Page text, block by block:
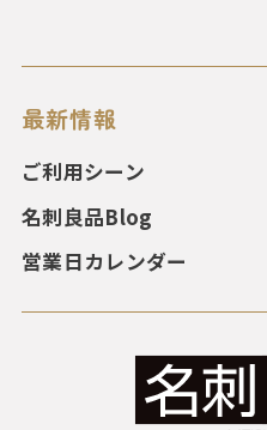
最新情報
ご利用シーン
名刺良品Blog
営業日カレンダー